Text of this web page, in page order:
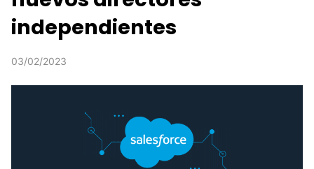
independientes
03/02/2023